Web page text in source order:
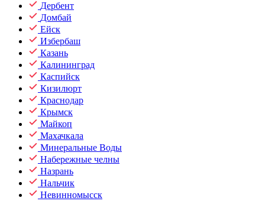
Дербент
Домбай
Ейск
Избербаш
Казань
Калининград
Каспийск
Кизилюрт
Краснодар
Крымск
Майкоп
Махачкала
Минеральные Воды
Набережные челны
Назрань
Нальчик
Невинномысск